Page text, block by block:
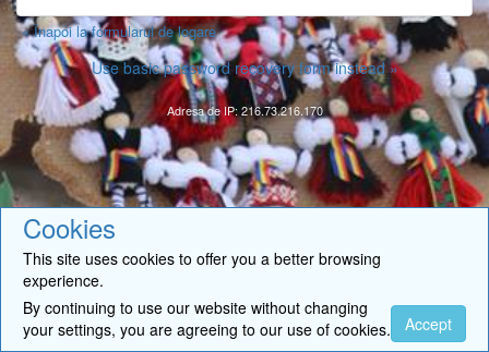
Cookies
This site uses cookies to offer you a better browsing
experience.
By continuing to use our website without changing
your settings, you are agreeing to our use of cookies.
Accept
« Înapoi la formularul de logare
Use basic password recovery form instead »
Adresa de IP: 216.73.216.170